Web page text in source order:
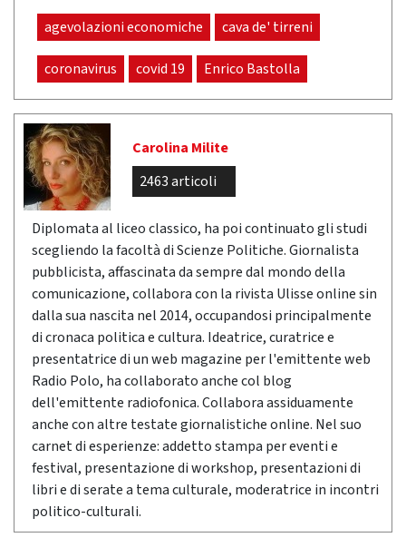
agevolazioni economiche cava de' tirreni
coronavirus covid 19 Enrico Bastolla
Carolina Milite
2463 articoli
Diplomata al liceo classico, ha poi continuato gli studi
scegliendo la facoltà di Scienze Politiche. Giornalista
pubblicista, affascinata da sempre dal mondo della
comunicazione, collabora con la rivista Ulisse online sin
dalla sua nascita nel 2014, occupandosi principalmente
di cronaca politica e cultura. Ideatrice, curatrice e
presentatrice di un web magazine per l'emittente web
Radio Polo, ha collaborato anche col blog
dell'emittente radiofonica. Collabora assiduamente
anche con altre testate giornalistiche online. Nel suo
carnet di esperienze: addetto stampa per eventi e
festival, presentazione di workshop, presentazioni di
libri e di serate a tema culturale, moderatrice in incontri
politico-culturali.